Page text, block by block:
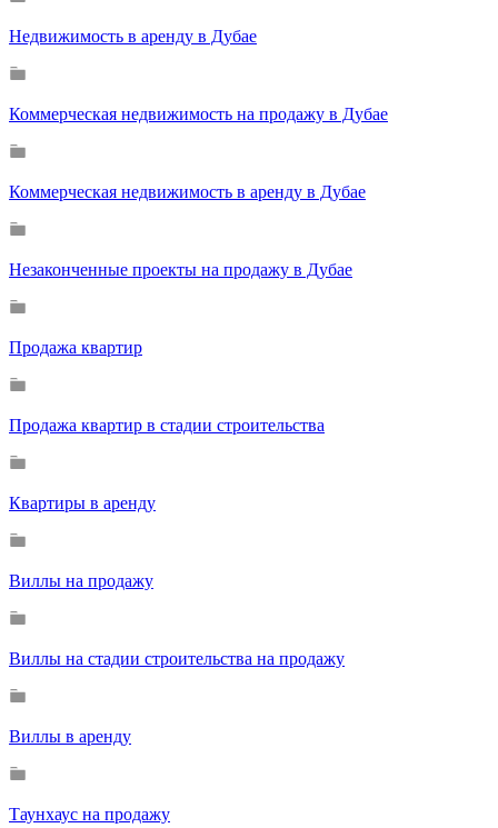
Недвижимость в аренду в Дубае
Коммерческая недвижимость на продажу в Дубае
Коммерческая недвижимость в аренду в Дубае
Незаконченные проекты на продажу в Дубае
Продажа квартир
Продажа квартир в стадии строительства
Квартиры в аренду
Виллы на продажу
Виллы на стадии строительства на продажу
Виллы в аренду
Таунхаус на продажу